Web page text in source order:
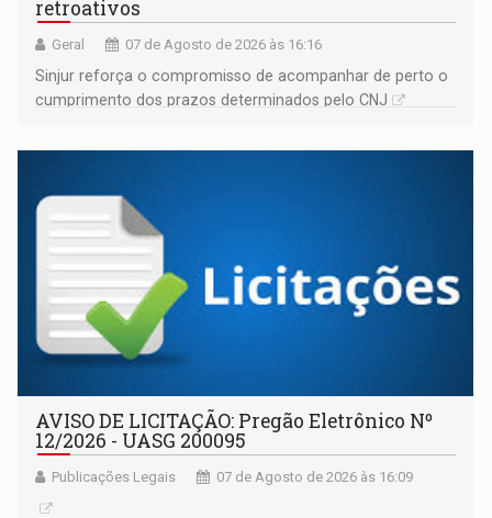
retroativos
Geral 07 de Agosto de 2026 às 16:16
Sinjur reforça o compromisso de acompanhar de perto o
cumprimento dos prazos determinados pelo CNJ
AVISO DE LICITAÇÃO: Pregão Eletrônico Nº
12/2026 - UASG 200095
Publicações Legais 07 de Agosto de 2026 às 16:09